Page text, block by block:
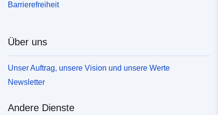
Barrierefreiheit
Über uns
Unser Auftrag, unsere Vision und unsere Werte
Newsletter
Andere Dienste